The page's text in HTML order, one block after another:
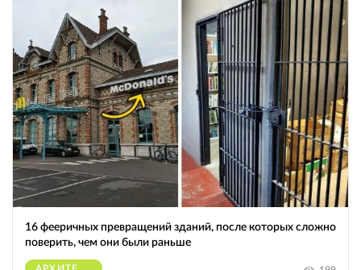
16 фееричных превращений зданий, после которых сложно
поверить, чем они были раньше